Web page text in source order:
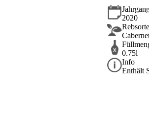
2020
0.75l
Info
Enthält